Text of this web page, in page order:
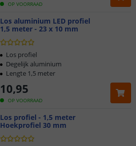
OP VOORRAAD
Los aluminium LED profiel
1,5 meter - 23 x 10 mm
OP VOORRAAD
10,95
Los profiel
Degelijk aluminium
Lengte 1,5 meter
Los profiel - 1,5 meter
Hoekprofiel 30 mm